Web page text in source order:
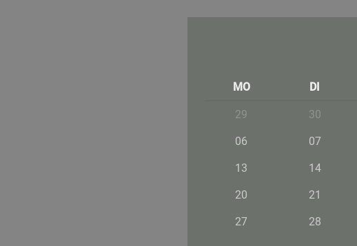
MO DI
29 30
06 07
13 14
20 21
27 28